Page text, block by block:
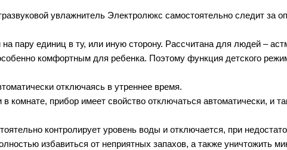
увлажнитель Электролюкс самостоятельно следит за
пару единиц в ту, или иную сторону. Рассчитана для людей –
комфортным для ребенка. Поэтому функция детского
отключаясь в утреннее время.
прибор имеет свойство отключаться автоматически, и
контролирует уровень воды и отключается, при
избавиться от неприятных запахов, а также уничтожить